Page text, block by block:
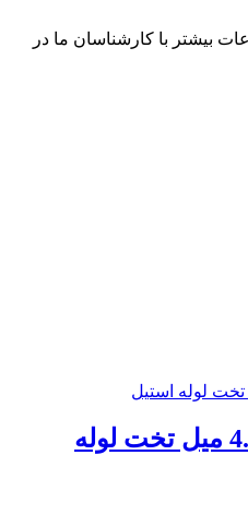
بیشتر با کارشناسان ما در
تیغه پلی کربنات 4.4 میل تخت لوله